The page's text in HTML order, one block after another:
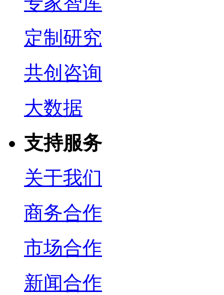
定制研究
共创咨询
大数据
支持服务
关于我们
商务合作
市场合作
新闻合作